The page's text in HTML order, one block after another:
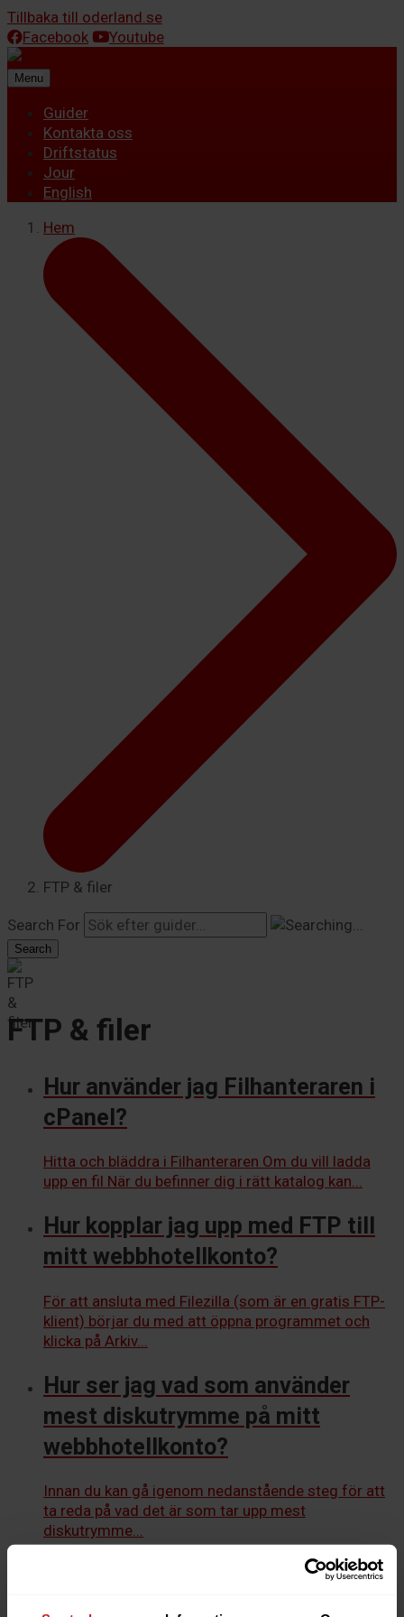
Tillbaka till oderland.se
Facebook
Youtube
Menu
Guider
Kontakta oss
Driftstatus
Jour
English
Hem
FTP & filer
Search For
Search
FTP & filer
Hur använder jag Filhanteraren i
cPanel?
Hitta och bläddra i Filhanteraren Om du vill ladda
upp en fil När du befinner dig i rätt katalog kan...
Hur kopplar jag upp med FTP till
mitt webbhotellkonto?
För att ansluta med Filezilla (som är en gratis FTP-
klient) börjar du med att öppna programmet och
klicka på Arkiv...
Hur ser jag vad som använder
mest diskutrymme på mitt
webbhotellkonto?
Innan du kan gå igenom nedanstående steg för att
ta reda på vad det är som tar upp mest
diskutrymme...
Hur ansluter jag med SFTP i